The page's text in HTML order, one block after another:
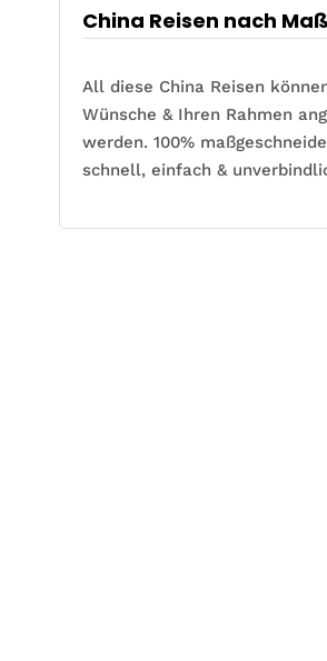
China Reisen nach Maß
All diese China Reisen
Wünsche & Ihren Rahmen
werden. 100%
schnell, einfach &